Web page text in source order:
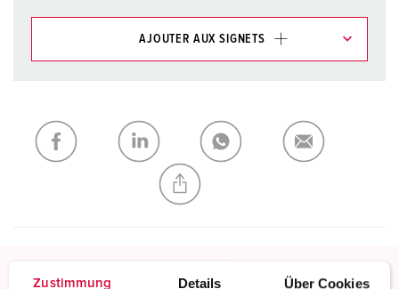
Zustimmung Details Über Cookies
AJOUTER AUX SIGNETS
Ma liste AJOUTER
CRÉER UNE NOUVELLE LISTE